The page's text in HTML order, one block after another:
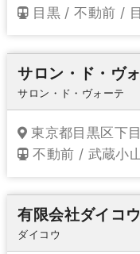
目黒 / 不動前 /
サロン・ド・ヴ
サロン・ド・ヴォーテ
東京都目黒区下
不動前 / 武蔵小
有限会社ダイコウ
ダイコウ